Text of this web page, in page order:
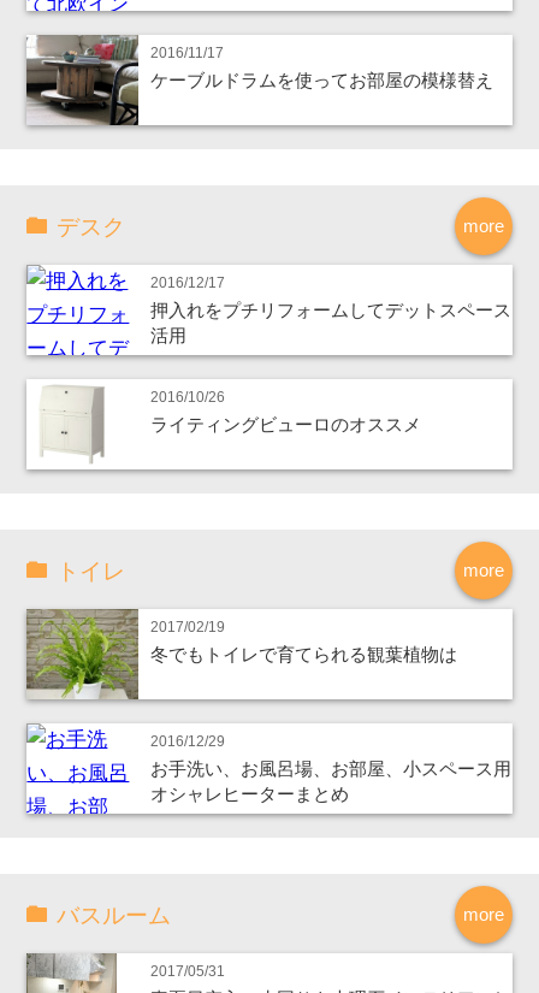
2016/11/17
ケーブルドラムを使ってお部屋の模様替え
more
デスク
2016/12/17
押入れをプチリフォームしてデットスペース
活用
2016/10/26
ライティングビューロのオススメ
more
トイレ
2017/02/19
冬でもトイレで育てられる観葉植物は
2016/12/29
お手洗い、お風呂場、お部屋、小スペース用
オシャレヒーターまとめ
more
バスルーム
2017/05/31